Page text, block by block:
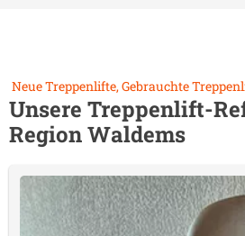
Neue Treppenlifte, Gebrauchte
Unsere Treppenlift-
RegionWaldems